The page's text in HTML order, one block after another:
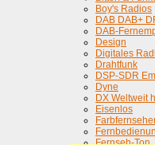
Boy's Radios
DAB DAB+
DAB-
Design
Digitales
Drahtfunk
DSP-SDR
Dyne
DX Weltweit
Eisenlos
Fernseh-Ton